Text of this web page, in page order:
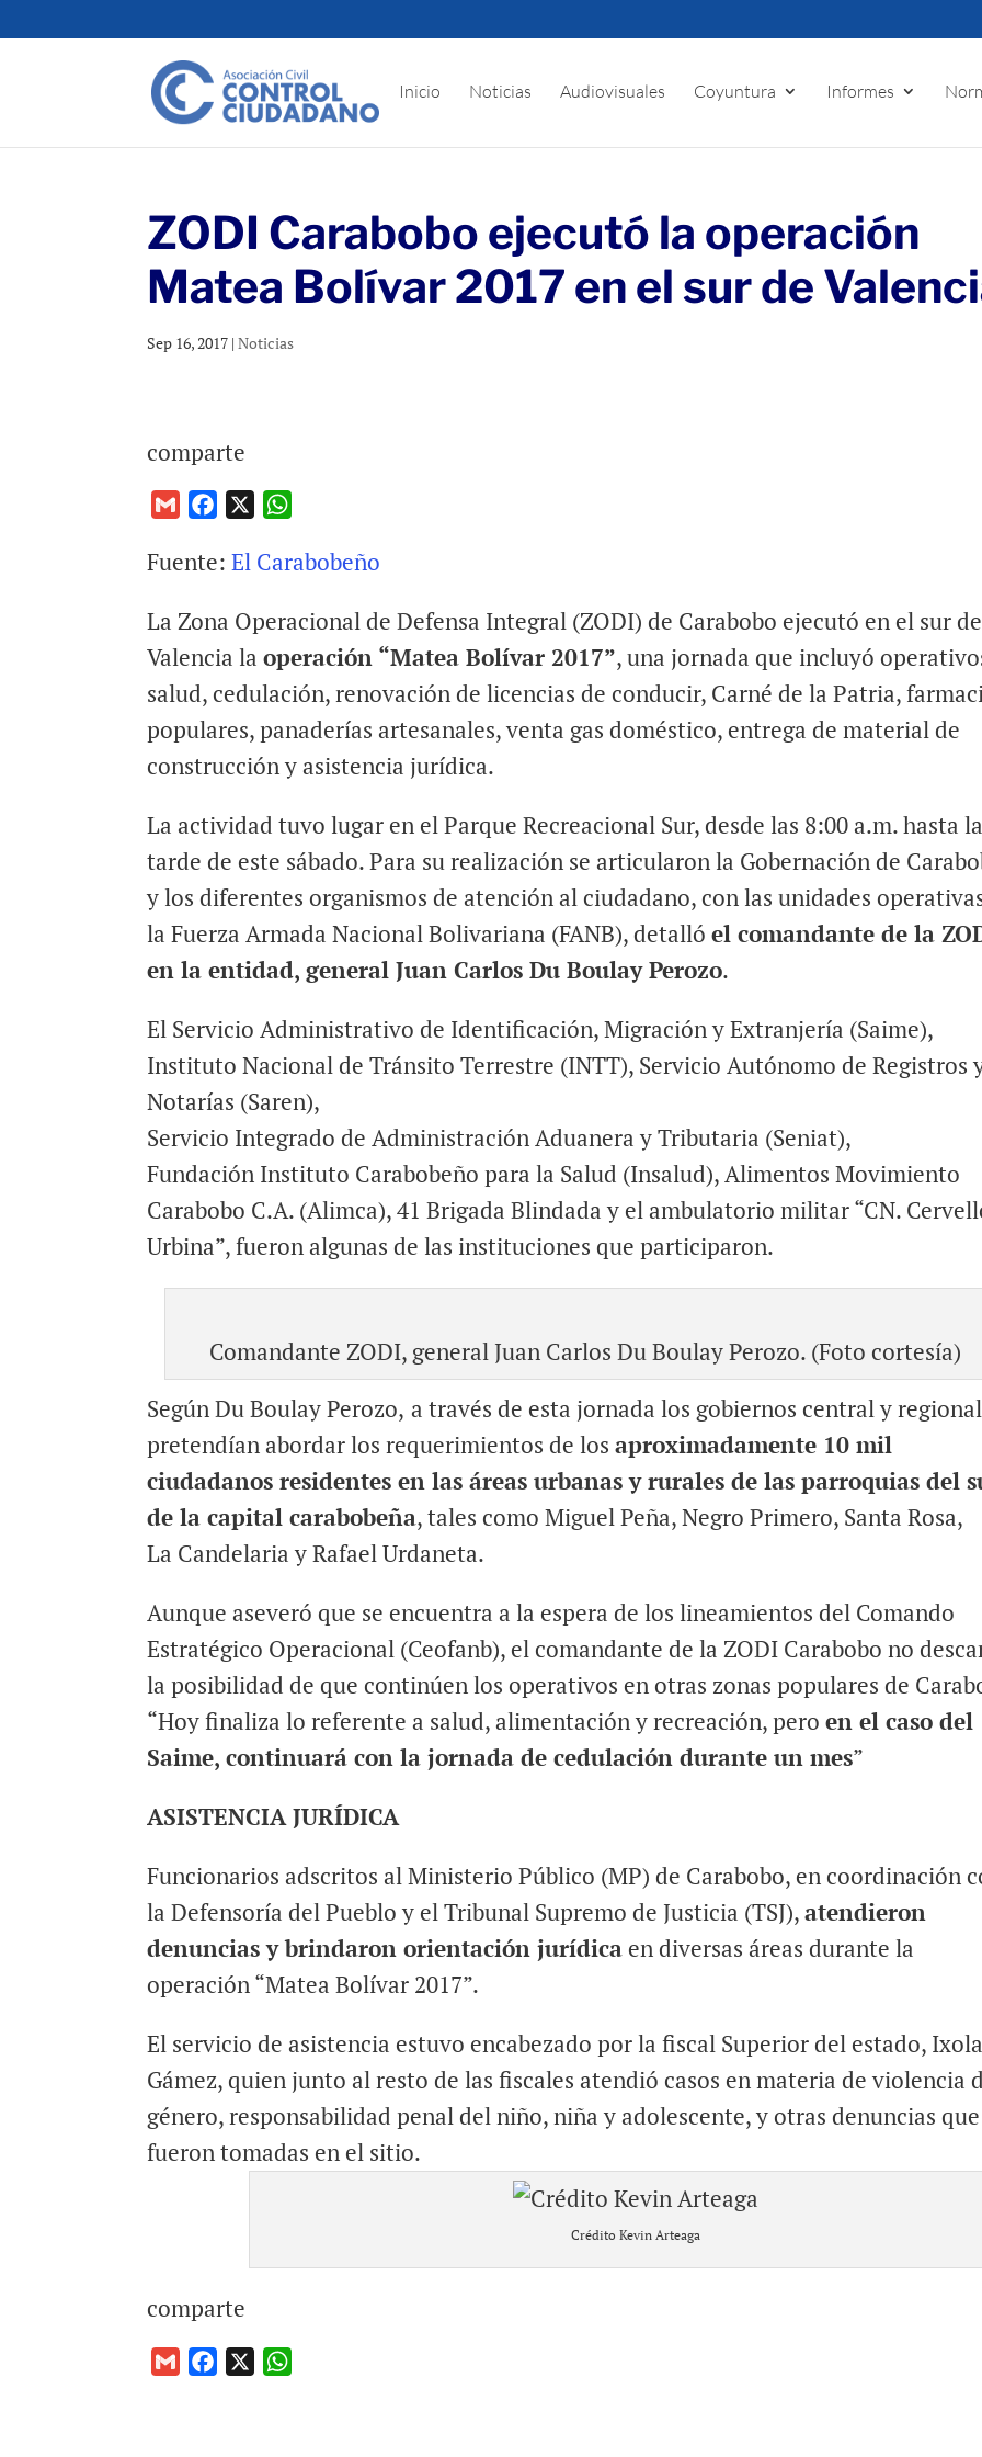
Inicio Noticias Audiovisuales Coyuntura Informes
ZODI Carabobo ejecutó la operación
Matea Bolívar 2017 en el sur de
Sep 16, 2017 |Noticias
comparte
G
a
l
c
b
o
k
a
s
p
Fuente:El Carabobeño
La Zona Operacional de Defensa Integral (ZODI) de Carabobo ejecutó en el sur de
Valencia laoperación “Matea Bolívar 2017”, una jornada que incluyó
salud, cedulación, renovación de licencias de conducir, Carné de la Patria,
populares, panaderías artesanales, venta gas doméstico, entrega de material de
construcción y asistencia jurídica.
La actividad tuvo lugar en el Parque Recreacional Sur, desde las 8:00 a.m. hasta la
tarde de este sábado. Para su realización se articularon la Gobernación de
y los diferentes organismos de atención al ciudadano, con las unidades
la Fuerza Armada Nacional Bolivariana (FANB), detallóel comandante de la
en la entidad, general Juan Carlos Du Boulay Perozo.
El Servicio Administrativo de Identificación, Migración y Extranjería (Saime),
Instituto Nacional de Tránsito Terrestre (INTT), Servicio Autónomo de Registros
Notarías (Saren),
Servicio Integrado de Administración Aduanera y Tributaria (Seniat),
Fundación Instituto Carabobeño para la Salud (Insalud), Alimentos Movimiento
Carabobo C.A. (Alimca), 41 Brigada Blindada y el ambulatorio militar “CN.
Urbina”, fueron algunas de las instituciones que participaron.
Comandante ZODI, general Juan Carlos Du Boulay Perozo. (Foto cortesía)
Según Du Boulay Perozo, a través de esta jornada los gobiernos central y regional
pretendían abordar los requerimientos de losaproximadamente 10 mil
ciudadanos residentes en las áreas urbanas y rurales de las parroquias del
de la capital carabobeña, tales como Miguel Peña, Negro Primero, Santa Rosa,
La Candelaria y Rafael Urdaneta.
Aunque aseveró que se encuentra a la espera de los lineamientos del Comando
Estratégico Operacional (Ceofanb), el comandante de la ZODI Carabobo no
la posibilidad de que continúen los operativos en otras zonas populares de
“Hoy finaliza lo referente a salud, alimentación y recreación, peroen el caso del
Saime, continuará con la jornada de cedulación durante un mes”
ASISTENCIA JURÍDICA
Funcionarios adscritos al Ministerio Público (MP) de Carabobo, en coordinación
la Defensoría del Pueblo y el Tribunal Supremo de Justicia (TSJ),atendieron
denuncias y brindaron orientación jurídicaen diversas áreas durante la
operación “Matea Bolívar 2017”.
El servicio de asistencia estuvo encabezado por la fiscal Superior del estado,
Gámez, quien junto al resto de las fiscales atendió casos en materia de violencia
género, responsabilidad penal del niño, niña y adolescente, y otras denuncias que
fueron tomadas en el sitio.
Crédito Kevin Arteaga
comparte
G